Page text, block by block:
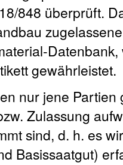
848 überprüft.
gewährleistet.
nur jene
Zulassung
sind, d. h. es
Basissaatgut)